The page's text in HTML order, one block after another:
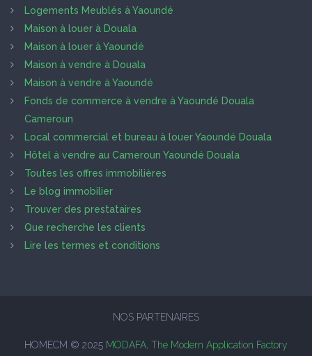
Logements Meublés à Yaoundé
Maison à louer à Douala
Maison à louer à Yaoundé
Maison à vendre à Douala
Maison à vendre à Yaoundé
Fonds de commerce à vendre à Yaoundé Douala
Cameroun
Local commercial et bureau à louer Yaoundé Douala
Hôtel à vendre au Cameroun Yaoundé Douala
Toutes les offres immobilières
Le blog immobilier
Trouver des prestataires
Que recherche les clients
Lire les termes et conditions
NOS PARTENAIRES
HOMECM © 2025 MODAFA, The Modern Application Factory